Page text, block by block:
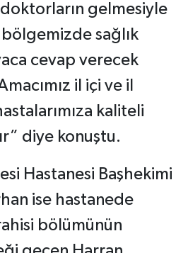
gelmesiyle
bölgemizde sağlık
cevap verecek
il içi ve il
kaliteli
diye konuştu.
Hastanesi Başhekimi
ise hastanede
bölümünün